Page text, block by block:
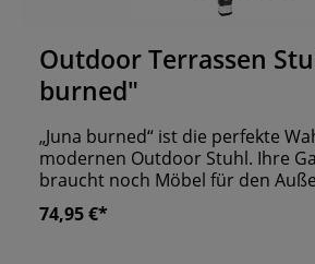
Durchschnittliche Bewertung von 0 von
Outdoor Terrassen
burned"
„Juna burned“ ist die perfekte
modernen Outdoor Stuhl. Ihre
braucht noch Möbel für den
Problem! Dieser praktische
sich stapeln und ist UV- und
74,95 €*